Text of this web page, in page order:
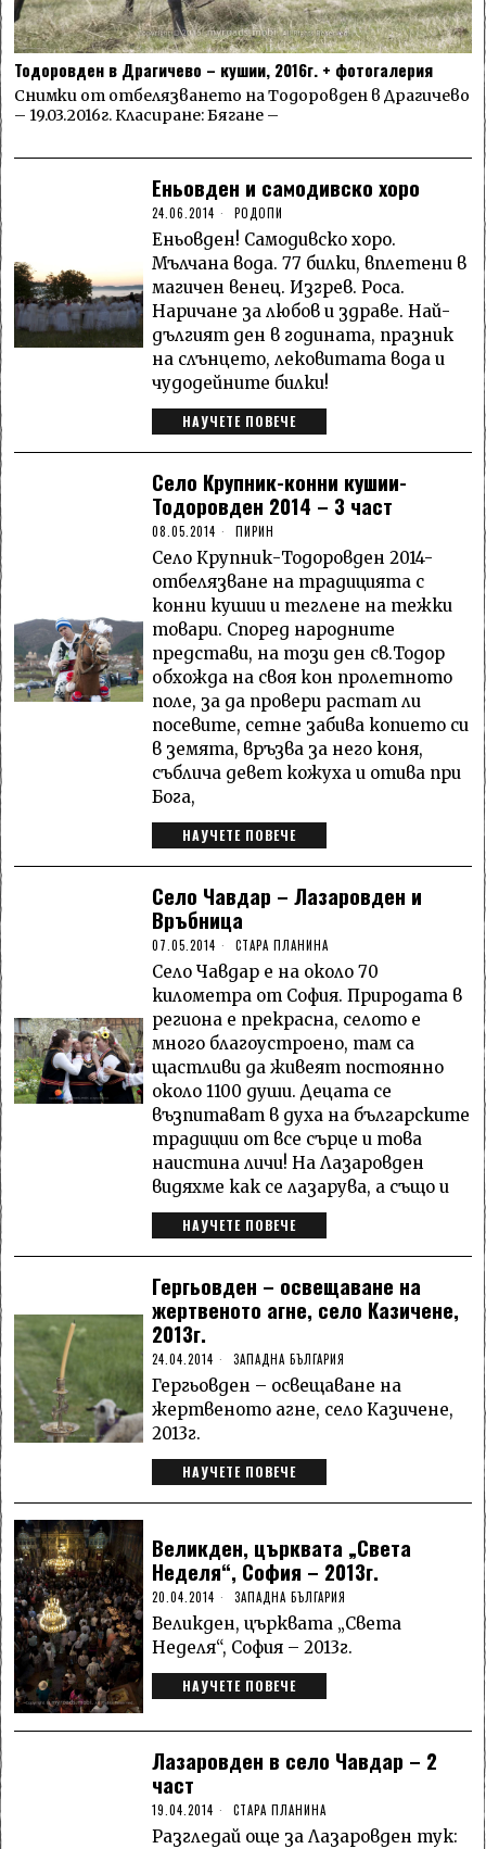
Тодоровден в Драгичево – кушии, 2016г. + фотогалерия
Снимки от отбелязването на Тодоровден в Драгичево
– 19.03.2016г. Класиране: Бягане –
Еньовден и самодивско хоро
24.06.2014 РОДОПИ
Еньовден! Самодивско хоро.
Мълчана вода. 77 билки, вплетени в
магичен венец. Изгрев. Роса.
Наричане за любов и здраве. Най-
дългият ден в годината, празник
на слънцето, лековитата вода и
чудодейните билки!
НАУЧЕТЕ ПОВЕЧЕ
Село Крупник-конни кушии-
Тодоровден 2014 – 3 част
08.05.2014 ПИРИН
Село Крупник-Тодоровден 2014-
отбелязване на традицията с
конни кушии и теглене на тежки
товари. Според народните
представи, на този ден св.Тодор
обхожда на своя кон пролетното
поле, за да провери растат ли
посевите, сетне забива копието си
в земята, връзва за него коня,
съблича девет кожуха и отива при
Бога,
НАУЧЕТЕ ПОВЕЧЕ
Село Чавдар – Лазаровден и
Връбница
07.05.2014 СТАРА ПЛАНИНА
Село Чавдар е на около 70
километра от София. Природата в
региона е прекрасна, селото е
много благоустроено, там са
щастливи да живеят постоянно
около 1100 души. Децата се
възпитават в духа на българските
традиции от все сърце и това
наистина личи! На Лазаровден
видяхме как се лазарува, а също и
НАУЧЕТЕ ПОВЕЧЕ
Гергьовден – освещаване на
жертвеното агне, село Казичене,
2013г.
24.04.2014 ЗАПАДНА БЪЛГАРИЯ
Гергьовден – освещаване на
жертвеното агне, село Казичене,
2013г.
НАУЧЕТЕ ПОВЕЧЕ
Великден, църквата „Света
Неделя“, София – 2013г.
20.04.2014 ЗАПАДНА БЪЛГАРИЯ
Великден, църквата „Света
Неделя“, София – 2013г.
НАУЧЕТЕ ПОВЕЧЕ
Лазаровден в село Чавдар – 2
част
19.04.2014 СТАРА ПЛАНИНА
Разгледай още за Лазаровден тук: